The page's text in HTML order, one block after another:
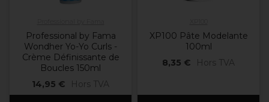
Professional by Fama
Wondher Yo-Yo Curls -
Crème Définissante de
Boucles 150ml
14,95 €
Hors TVA
XP100 Pâte Modelante
100ml
8,35 €
Hors TVA